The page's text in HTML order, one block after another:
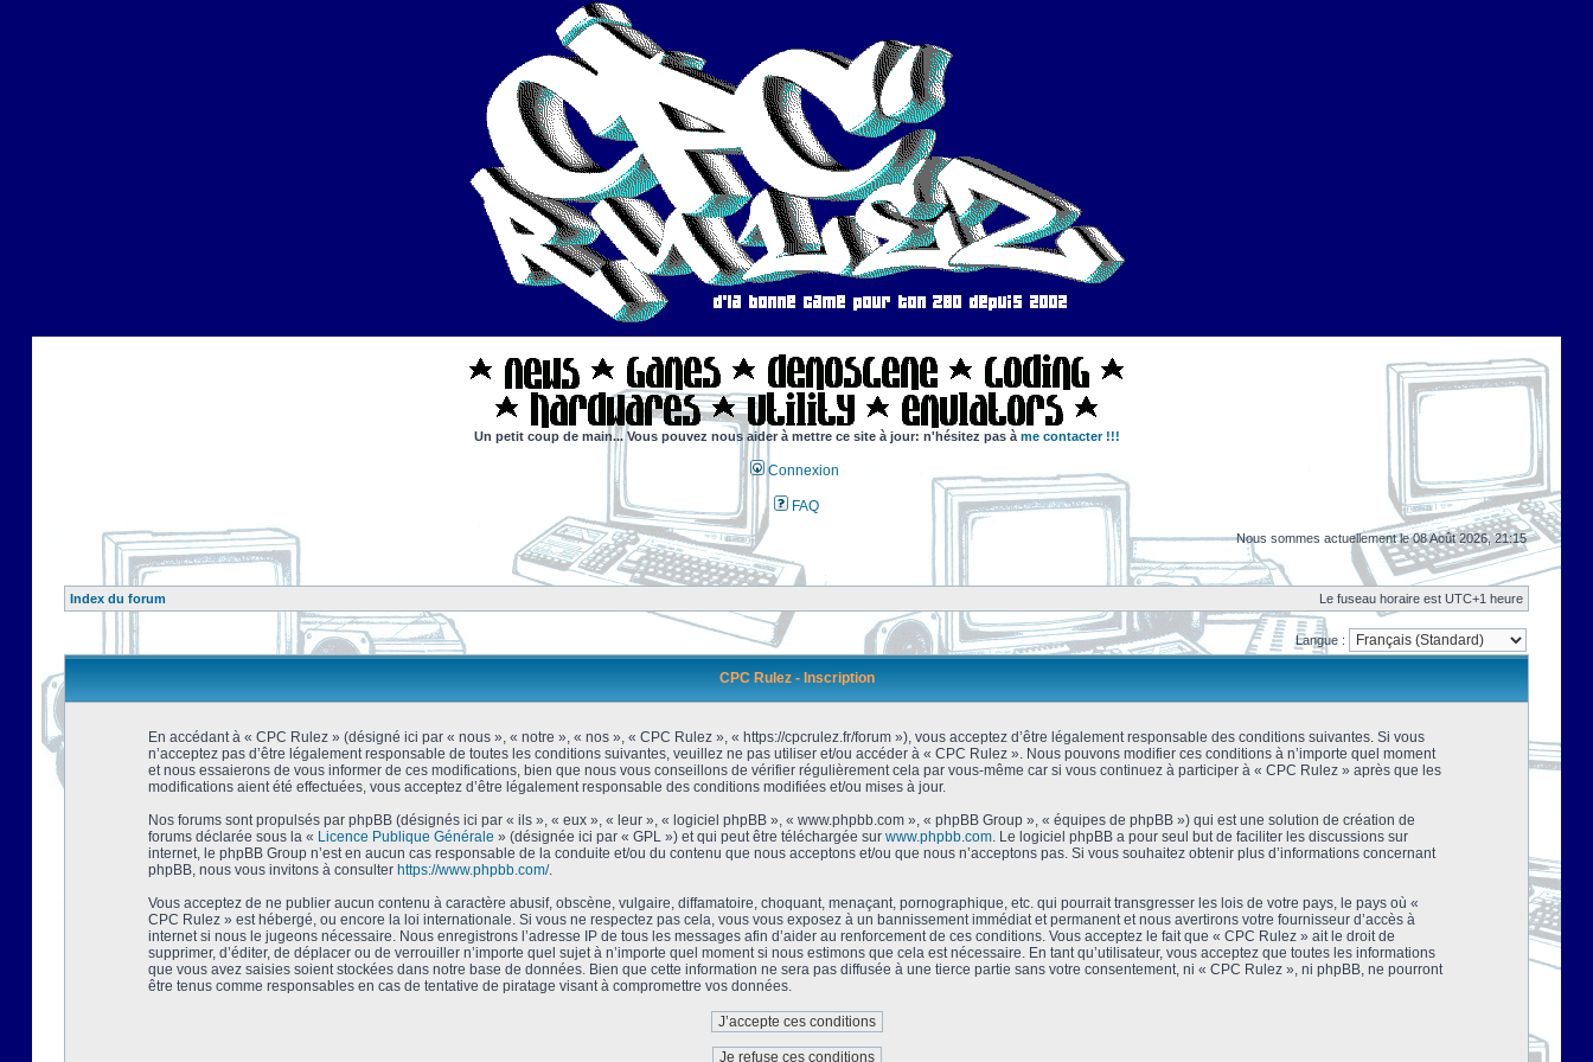
Un petit coup de main... Vous pouvez nous aider à mettre ce site à jour: n'hésitez pas à me contacter !!!
Connexion
FAQ
Nous sommes actuellement le 08 Août 2026, 21:15
Index du forum Le fuseau horaire est UTC+1 heure
Langue :
CPC Rulez - Inscription
En accédant à « CPC Rulez » (désigné ici par « nous », « notre », « nos », « CPC Rulez », « https://cpcrulez.fr/forum »), vous acceptez d’être légalement responsable des conditions suivantes. Si vous
n’acceptez pas d’être légalement responsable de toutes les conditions suivantes, veuillez ne pas utiliser et/ou accéder à « CPC Rulez ». Nous pouvons modifier ces conditions à n’importe quel moment
et nous essaierons de vous informer de ces modifications, bien que nous vous conseillons de vérifier régulièrement cela par vous-même car si vous continuez à participer à « CPC Rulez » après que les
modifications aient été effectuées, vous acceptez d’être légalement responsable des conditions modifiées et/ou mises à jour.
Nos forums sont propulsés par phpBB (désignés ici par « ils », « eux », « leur », « logiciel phpBB », « www.phpbb.com », « phpBB Group », « équipes de phpBB ») qui est une solution de création de
forums déclarée sous la « Licence Publique Générale » (désignée ici par « GPL ») et qui peut être téléchargée sur www.phpbb.com. Le logiciel phpBB a pour seul but de faciliter les discussions sur
internet, le phpBB Group n’est en aucun cas responsable de la conduite et/ou du contenu que nous acceptons et/ou que nous n’acceptons pas. Si vous souhaitez obtenir plus d’informations concernant
phpBB, nous vous invitons à consulter https://www.phpbb.com/.
Vous acceptez de ne publier aucun contenu à caractère abusif, obscène, vulgaire, diffamatoire, choquant, menaçant, pornographique, etc. qui pourrait transgresser les lois de votre pays, le pays où «
CPC Rulez » est hébergé, ou encore la loi internationale. Si vous ne respectez pas cela, vous vous exposez à un bannissement immédiat et permanent et nous avertirons votre fournisseur d’accès à
internet si nous le jugeons nécessaire. Nous enregistrons l’adresse IP de tous les messages afin d’aider au renforcement de ces conditions. Vous acceptez le fait que « CPC Rulez » ait le droit de
supprimer, d’éditer, de déplacer ou de verrouiller n’importe quel sujet à n’importe quel moment si nous estimons que cela est nécessaire. En tant qu’utilisateur, vous acceptez que toutes les informations
que vous avez saisies soient stockées dans notre base de données. Bien que cette information ne sera pas diffusée à une tierce partie sans votre consentement, ni « CPC Rulez », ni phpBB, ne pourront
être tenus comme responsables en cas de tentative de piratage visant à compromettre vos données.